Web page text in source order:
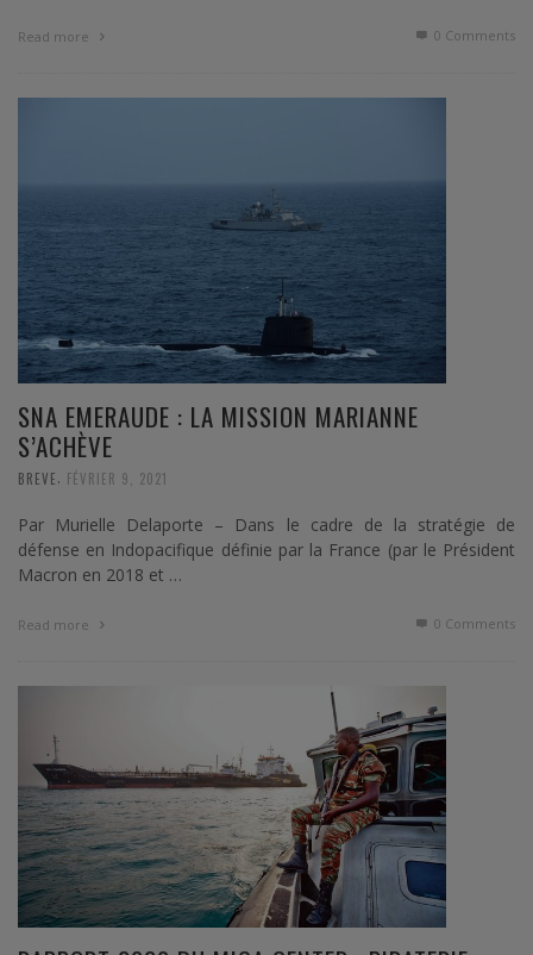
Read more 0 Comments
SNA EMERAUDE : LA MISSION MARIANNE
S’ACHÈVE
BREVE, FÉVRIER 9, 2021
Par Murielle Delaporte – Dans le cadre de la stratégie de
défense en Indopacifique définie par la France (par le Président
Macron en 2018 et …
Read more 0 Comments